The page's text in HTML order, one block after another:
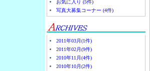
お気に入り (5件)
写真大募集コーナー (4件)
2011年03月(1件)
2011年02月(9件)
2010年11月(4件)
2010年10月(2件)